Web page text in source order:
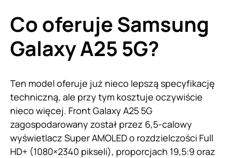
Co oferuje Samsung
Galaxy A25 5G?
Ten model oferuje już nieco lepszą specyfikację
techniczną, ale przy tym kosztuje oczywiście
nieco więcej. Front Galaxy A25 5G
zagospodarowany został przez 6,5-calowy
wyświetlacz Super AMOLED o rozdzielczości Full
HD+ (1080×2340 pikseli), proporcjach 19,5:9 oraz